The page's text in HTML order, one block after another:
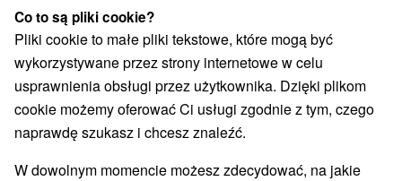
Hotele z basenem(4)
Zarejestruj się za rodziny z dziećmi(1)
Hotele historyczne(1)
Zarejestruj się w basenie termalnym(1)
Wybierz lokalizację lub datę
Co to są pliki cookie?
Pliki cookie to małe pliki tekstowe, które mogą być
wykorzystywane przez strony internetowe w celu
usprawnienia obsługi przez użytkownika. Dzięki plikom
cookie możemy oferować Ci usługi zgodnie z tym, czego
naprawdę szukasz i chcesz znaleźć.
W dowolnym momencie możesz zdecydować, na jakie